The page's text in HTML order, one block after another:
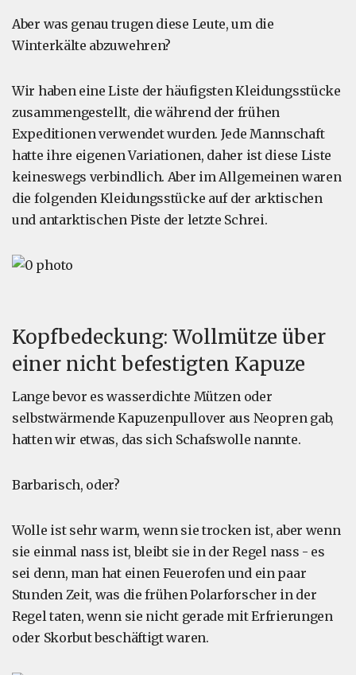
Aber was genau trugen diese Leute, um die
Winterkälte abzuwehren?
Wir haben eine Liste der häufigsten Kleidungsstücke
zusammengestellt, die während der frühen
Expeditionen verwendet wurden. Jede Mannschaft
hatte ihre eigenen Variationen, daher ist diese Liste
keineswegs verbindlich. Aber im Allgemeinen waren
die folgenden Kleidungsstücke auf der arktischen
und antarktischen Piste der letzte Schrei.
Kopfbedeckung: Wollmütze über
einer nicht befestigten Kapuze
Lange bevor es wasserdichte Mützen oder
selbstwärmende Kapuzenpullover aus Neopren gab,
hatten wir etwas, das sich Schafswolle nannte.
Barbarisch, oder?
Wolle ist sehr warm, wenn sie trocken ist, aber wenn
sie einmal nass ist, bleibt sie in der Regel nass - es
sei denn, man hat einen Feuerofen und ein paar
Stunden Zeit, was die frühen Polarforscher in der
Regel taten, wenn sie nicht gerade mit Erfrierungen
oder Skorbut beschäftigt waren.